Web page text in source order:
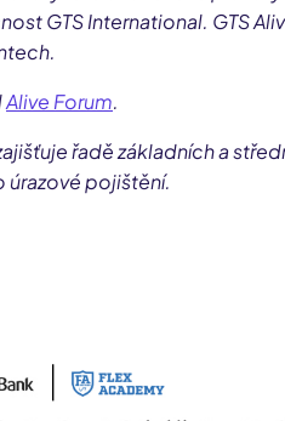
GTS International. GTS
Alive Forum.
řadě základních a
pojištění.